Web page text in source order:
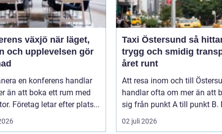
växjö när läget,
och upplevelsen gör
en konferens handlar
än att boka ett rum med
Företag letar efter plats...
Taxi Östersund så hittar du
trygg och smidig
året runt
Att resa inom och till
handlar ofta om mer än att
sig från punkt A till punkt B.
02 juli 2026